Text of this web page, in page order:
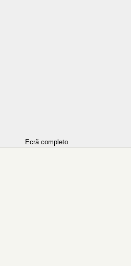
Ecrã completo